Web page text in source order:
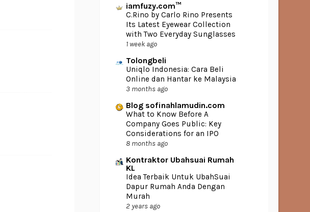
iamfuzy.com™
C.Rino by Carlo Rino Presents
Its Latest Eyewear Collection
with Two Everyday Sunglasses
1 week ago
Tolongbeli
Uniqlo Indonesia: Cara Beli
Online dan Hantar ke Malaysia
3 months ago
Blog sofinahlamudin.com
What to Know Before A
Company Goes Public: Key
Considerations for an IPO
8 months ago
Kontraktor Ubahsuai Rumah
KL
Idea Terbaik Untuk UbahSuai
Dapur Rumah Anda Dengan
Murah
2 years ago